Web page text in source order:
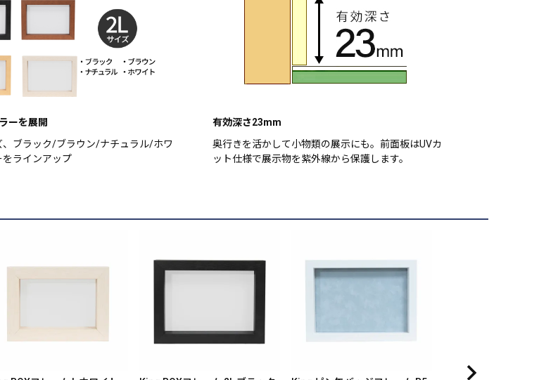
ーを展開
、ブラック/ブラウン/ナチュラル/ホワ
ラインアップ
有効深さ23mm
奥行きを活かして小物類の展示にも。前面板はUVカ
ット仕様で展示物を紫外線から保護します。